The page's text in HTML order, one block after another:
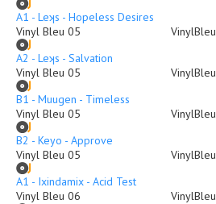
A1 - Leʞs - Hopeless Desires
Vinyl Bleu 05
VinylBleu
A2 - Leʞs - Salvation
Vinyl Bleu 05
VinylBleu
B1 - Muugen - Timeless
Vinyl Bleu 05
VinylBleu
B2 - Keyo - Approve
Vinyl Bleu 05
VinylBleu
A1 - Ixindamix - Acid Test
Vinyl Bleu 06
VinylBleu